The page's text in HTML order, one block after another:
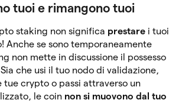
tuoi e rimangono tuoi
staking non significa prestare i tuoi
Anche se sono temporaneamente
non mette in discussione il possesso
che usi il tuo nodo di validazione,
tue crypto o passi attraverso un
le coin non si muovono dal tuo